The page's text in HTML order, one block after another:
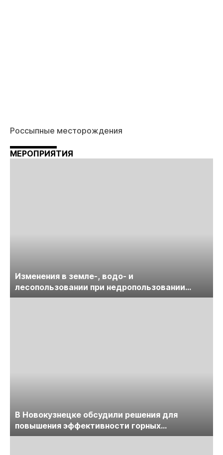
Россыпные месторождения
МЕРОПРИЯТИЯ
Изменения в земле-, водо- и
лесопользовании при недропользовании
обсудят на семинаре «ПравоТЭК»
В Новокузнецке обсудили решения для
повышения эффективности горных
предприятий